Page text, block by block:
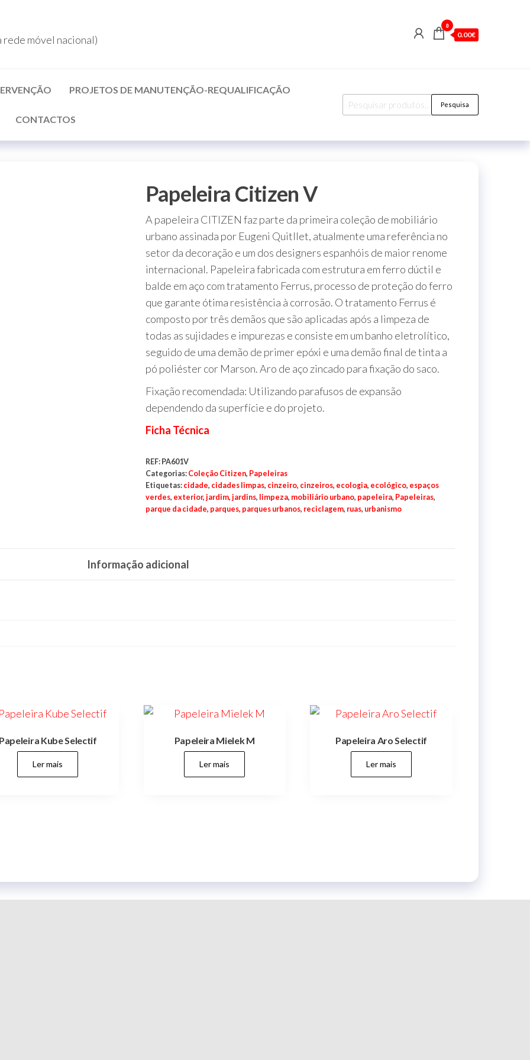
móvel nacional)
0
0.00€
PROJETOS DE MANUTENÇÃO-REQUALIFICAÇÃO
CONTACTOS
Pesquisar
por:
Pesquisa
Papeleira Citizen V
A papeleira CITIZEN faz parte da primeira coleção de mobiliário
urbano assinada por Eugeni Quitllet, atualmente uma referência no
setor da decoração e um dos designers espanhóis de maior renome
internacional. Papeleira fabricada com estrutura em ferro dúctil e
balde em aço com tratamento Ferrus, processo de proteção do ferro
que garante ótima resistência à corrosão. O tratamento Ferrus é
composto por três demãos que são aplicadas após a limpeza de
todas as sujidades e impurezas e consiste em um banho eletrolítico,
seguido de uma demão de primer epóxi e uma demão final de tinta a
pó poliéster cor Marson. Aro de aço zincado para fixação do saco.
Fixação recomendada: Utilizando parafusos de expansão
dependendo da superfície e do projeto.
Ficha Técnica
REF: PA601V
Categorias: Coleção Citizen, Papeleiras
Etiquetas: cidade, cidades limpas, cinzeiro, cinzeiros, ecologia, ecológico, espaços
verdes, exterior, jardim, jardins, limpeza, mobiliário urbano, papeleira, Papeleiras,
parque da cidade, parques, parques urbanos, reciclagem, ruas, urbanismo
Informação adicional
Papeleira Kube Selectif
Ler mais
Papeleira Mielek M
Ler mais
Papeleira Aro Selectif
Ler mais